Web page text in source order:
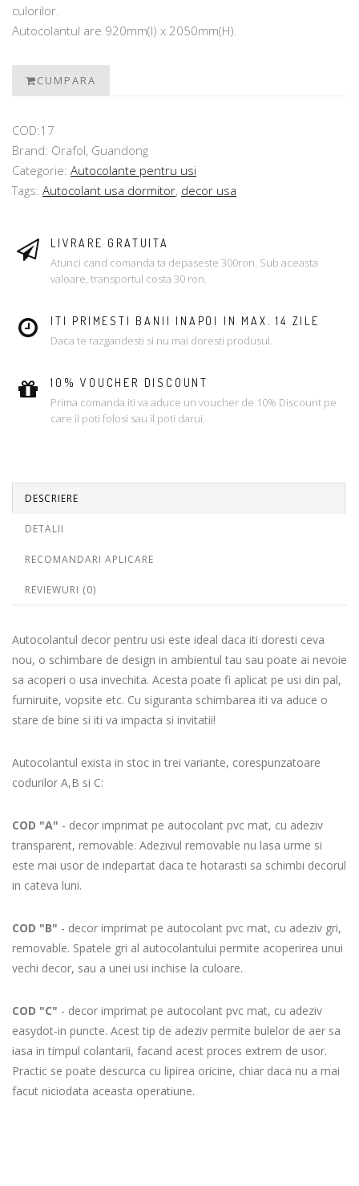
culorilor.
Autocolantul are 920mm(l) x 2050mm(H).
CUMPARA
COD:17
Brand: Orafol, Guandong
Categorie: Autocolante pentru usi
Tags: Autocolant usa dormitor, decor usa
LIVRARE GRATUITA
Atunci cand comanda ta depaseste 300ron. Sub aceasta
valoare, transportul costa 30 ron.
ITI PRIMESTI BANII INAPOI IN MAX. 14 ZILE
Daca te razgandesti si nu mai doresti produsul.
10% VOUCHER DISCOUNT
Prima comanda iti va aduce un voucher de 10% Discount pe
care il poti folosi sau il poti darui.
DESCRIERE
DETALII
RECOMANDARI APLICARE
REVIEWURI (0)
Autocolantul decor pentru usi este ideal daca iti doresti ceva
nou, o schimbare de design in ambientul tau sau poate ai nevoie
sa acoperi o usa invechita. Acesta poate fi aplicat pe usi din pal,
furniruite, vopsite etc. Cu siguranta schimbarea iti va aduce o
stare de bine si iti va impacta si invitatii!
Autocolantul exista in stoc in trei variante, corespunzatoare
codurilor A,B si C:
COD "A" - decor imprimat pe autocolant pvc mat, cu adeziv
transparent, removable. Adezivul removable nu lasa urme si
este mai usor de indepartat daca te hotarasti sa schimbi decorul
in cateva luni.
COD "B" - decor imprimat pe autocolant pvc mat, cu adeziv gri,
removable. Spatele gri al autocolantului permite acoperirea unui
vechi decor, sau a unei usi inchise la culoare.
COD "C" - decor imprimat pe autocolant pvc mat, cu adeziv
easydot-in puncte. Acest tip de adeziv permite bulelor de aer sa
iasa in timpul colantarii, facand acest proces extrem de usor.
Practic se poate descurca cu lipirea oricine, chiar daca nu a mai
facut niciodata aceasta operatiune.